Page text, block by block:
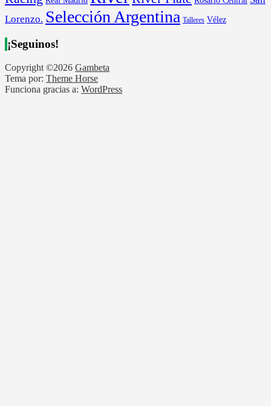
Lorenzo. Selección Argentina Talleres Vélez
¡Seguinos!
Copyright ©2026 Gambeta
Tema por: Theme Horse
Funciona gracias a: WordPress